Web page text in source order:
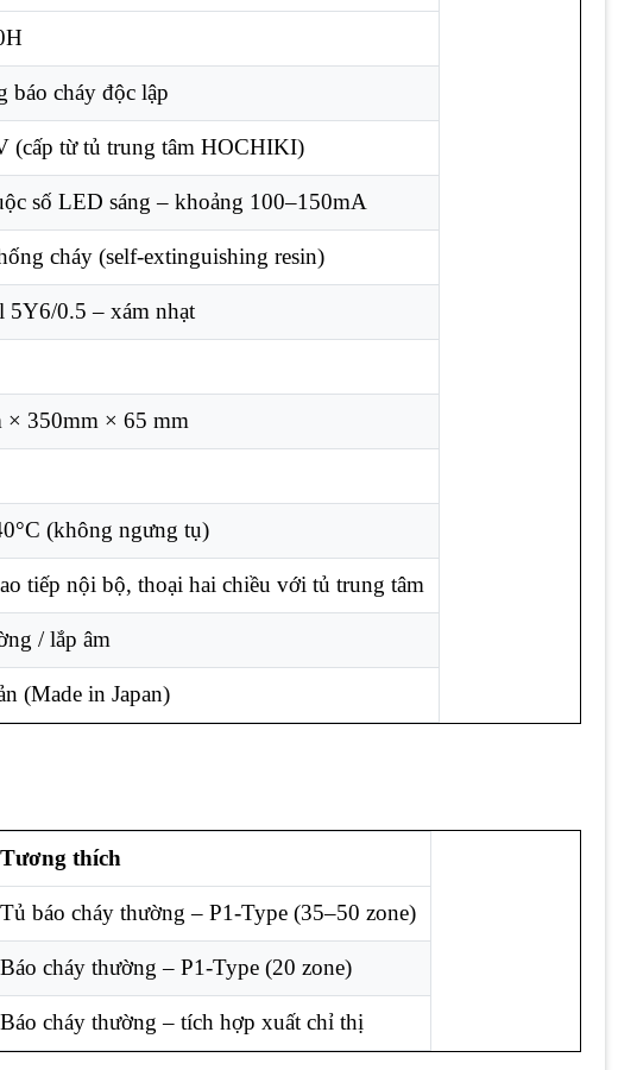
báo cháy độc lập
(cấp từ tủ trung tâm HOCHIKI)
số LED sáng – khoảng 100–150mA
cháy (self-extinguishing resin)
5Y6/0.5 – xám nhạt
× 350mm × 65 mm
(không ngưng tụ)
tiếp nội bộ, thoại hai chiều với tủ trung tâm
/ lắp âm
(Made in Japan)
Tương thích
Tủ báo cháy thường – P1-Type (35–50 zone)
Báo cháy thường – P1-Type (20 zone)
Báo cháy thường – tích hợp xuất chỉ thị